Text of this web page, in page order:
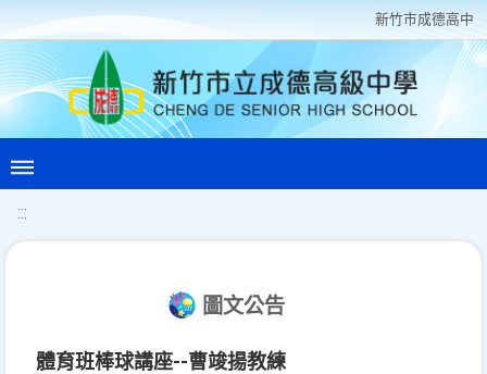
新竹巿成德高中
:::
圖文公告
體育班棒球講座--曹竣揚教練